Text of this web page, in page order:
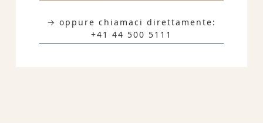
→ oppure chiamaci direttamente:
+41 44 500 5111